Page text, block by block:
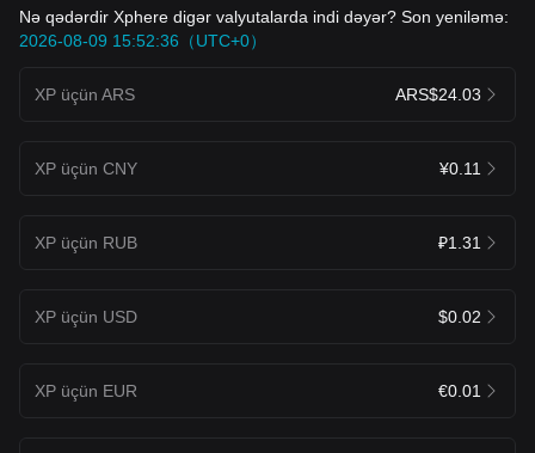
Nə qədərdir Xphere digər valyutalarda indi dəyər? Son yeniləmə:
2026-08-09 15:52:36（UTC+0）
XP üçün ARS ARS$24.03
XP üçün CNY ¥0.11
XP üçün RUB ₽1.31
XP üçün USD $0.02
XP üçün EUR €0.01